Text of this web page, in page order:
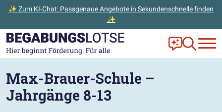
✨ Zum KI-Chat: Passgenaue Angebote in Sekundenschnelle finden
✨
Zum Hauptinhalt der Seite springen
Zur Startseite gehen Frag Ella!
Zur
Max-Brauer-Schule –
Jahrgänge 8-13